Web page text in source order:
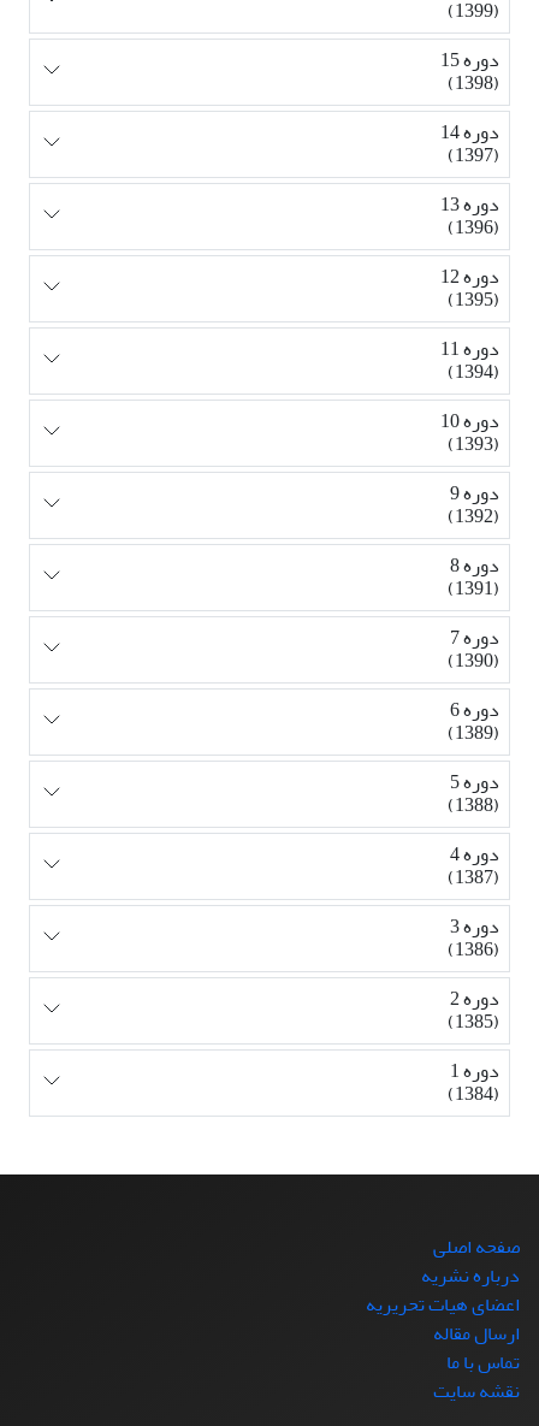
(1399)
دوره 15
(1398)
دوره 14
(1397)
دوره 13
(1396)
دوره 12
(1395)
دوره 11
(1394)
دوره 10
(1393)
دوره 9
(1392)
دوره 8
(1391)
دوره 7
(1390)
دوره 6
(1389)
دوره 5
(1388)
دوره 4
(1387)
دوره 3
(1386)
دوره 2
(1385)
دوره 1
(1384)
صفحه اصلی
درباره نشریه
اعضای هیات تحریریه
ارسال مقاله
تماس با ما
نقشه سایت